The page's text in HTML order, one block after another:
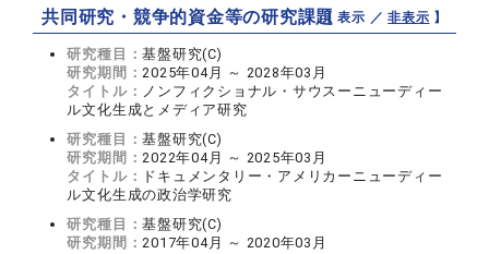
共同研究・競争的資金等の研究課題【 表示 ／非表示 】
研究種目：基盤研究(C)
研究期間： 2025年04月 ～ 2028年03月
タイトル： ノンフィクショナル・サウスーニューディー
ル文化生成とメディア研究
研究種目：基盤研究(C)
研究期間： 2022年04月 ～ 2025年03月
タイトル： ドキュメンタリー・アメリカーニューディー
ル文化生成の政治学研究
研究種目：基盤研究(C)
研究期間： 2017年04月 ～ 2020年03月